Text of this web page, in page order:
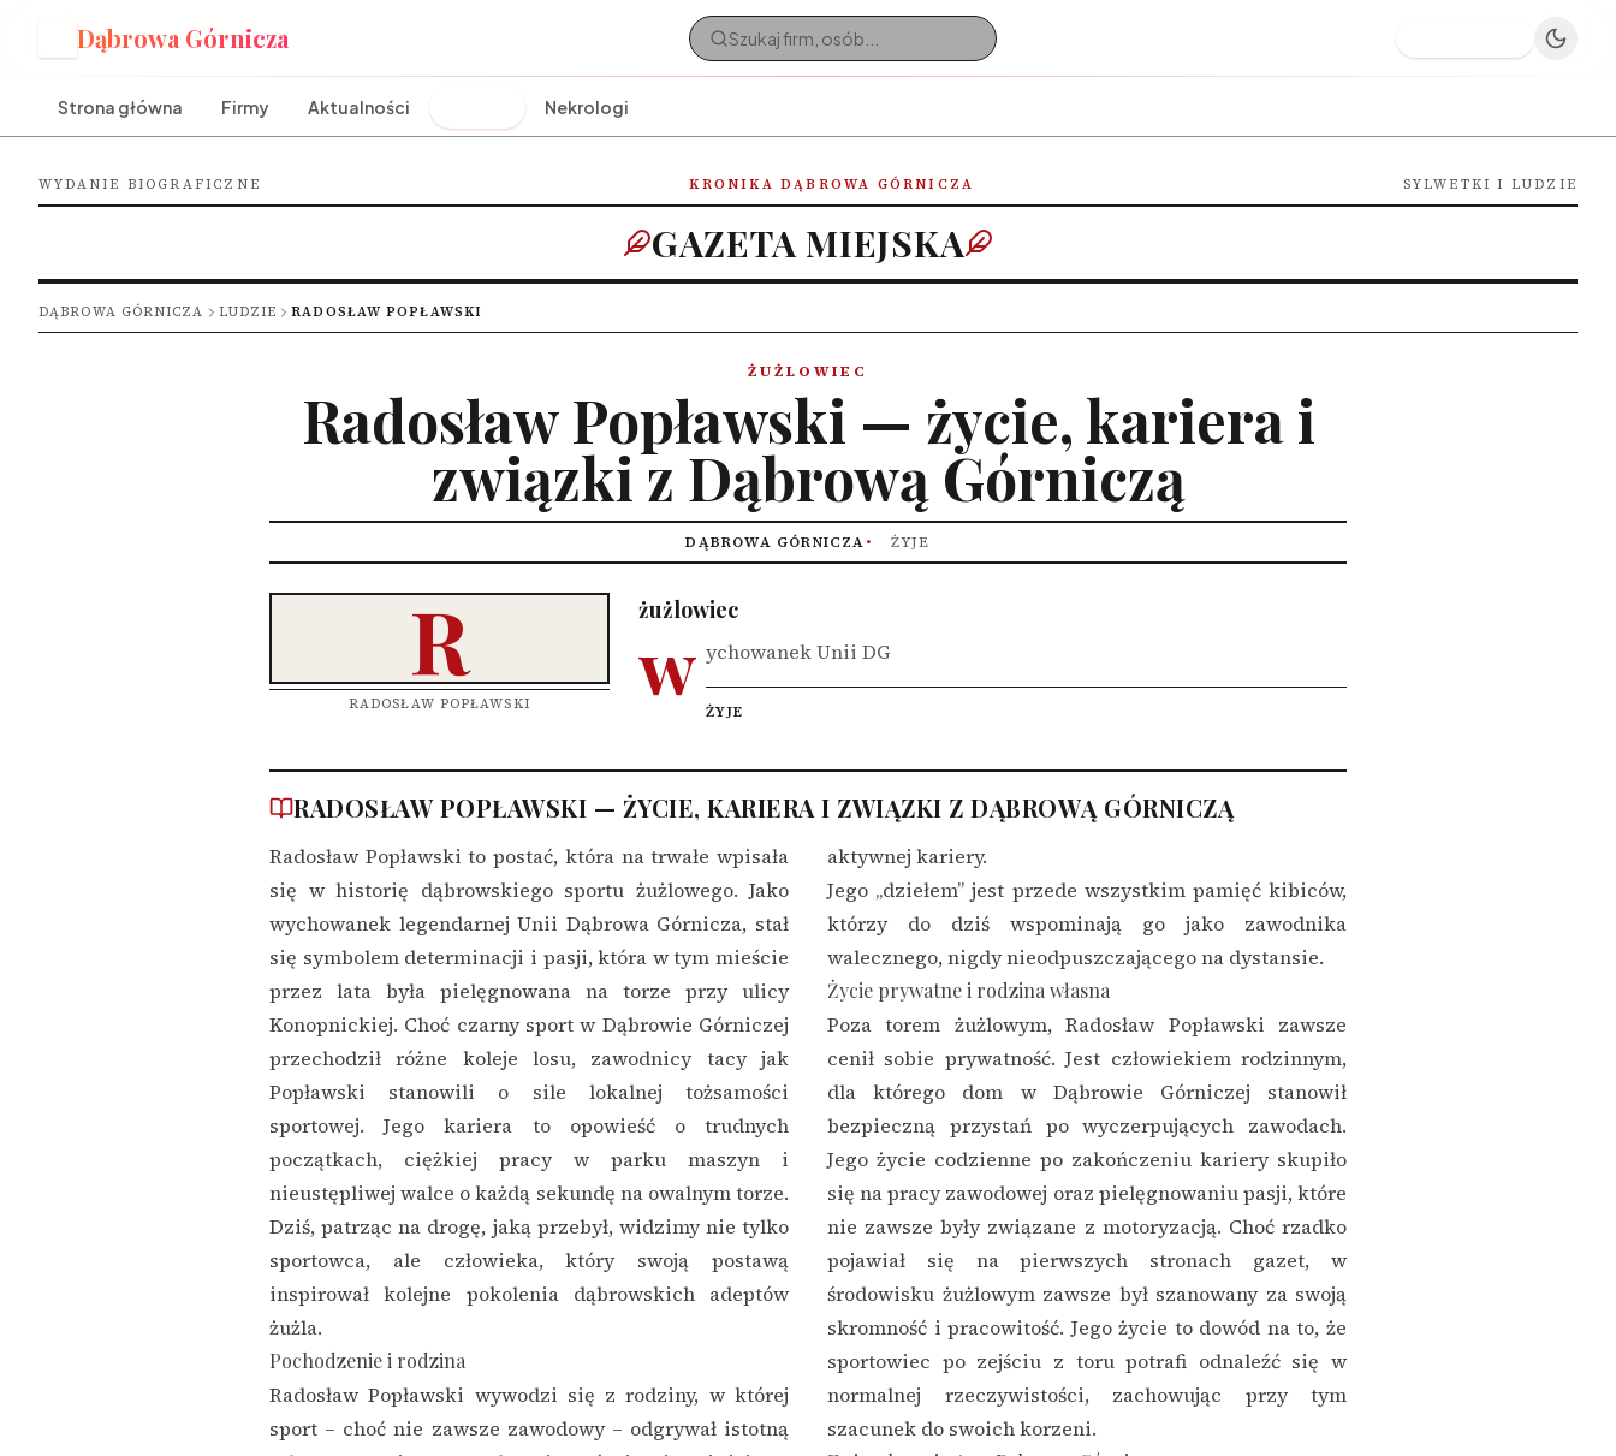
Dąbrowa Górnicza
Strona główna Firmy Aktualności Nekrologi
WYDANIE BIOGRAFICZNE KRONIKA DĄBROWA GÓRNICZA SYLWETKI I LUDZIE
GAZETA MIEJSKA
DĄBROWA GÓRNICZA LUDZIE RADOSŁAW POPŁAWSKI
ŻUŻLOWIEC
Radosław Popławski — życie, kariera i
związki z Dąbrową Górniczą
DĄBROWA GÓRNICZA ŻYJE
R
RADOSŁAW POPŁAWSKI
żużlowiec
w ychowanek Unii DG
ŻYJE
RADOSŁAW POPŁAWSKI — ŻYCIE, KARIERA I ZWIĄZKI Z DĄBROWĄ GÓRNICZĄ
Radosław Popławski to postać, która na trwałe wpisała
się w historię dąbrowskiego sportu żużlowego. Jako
wychowanek legendarnej Unii Dąbrowa Górnicza, stał
się symbolem determinacji i pasji, która w tym mieście
przez lata była pielęgnowana na torze przy ulicy
Konopnickiej. Choć czarny sport w Dąbrowie Górniczej
przechodził różne koleje losu, zawodnicy tacy jak
Popławski stanowili o sile lokalnej tożsamości
sportowej. Jego kariera to opowieść o trudnych
początkach, ciężkiej pracy w parku maszyn i
nieustępliwej walce o każdą sekundę na owalnym torze.
Dziś, patrząc na drogę, jaką przebył, widzimy nie tylko
sportowca, ale człowieka, który swoją postawą
inspirował kolejne pokolenia dąbrowskich adeptów
żużla.
Pochodzenie i rodzina
Radosław Popławski wywodzi się z rodziny, w której
sport – choć nie zawsze zawodowy – odgrywał istotną
aktywnej kariery.
Jego „dziełem” jest przede wszystkim pamięć kibiców,
którzy do dziś wspominają go jako zawodnika
walecznego, nigdy nieodpuszczającego na dystansie.
Życie prywatne i rodzina własna
Poza torem żużlowym, Radosław Popławski zawsze
cenił sobie prywatność. Jest człowiekiem rodzinnym,
dla którego dom w Dąbrowie Górniczej stanowił
bezpieczną przystań po wyczerpujących zawodach.
Jego życie codzienne po zakończeniu kariery skupiło
się na pracy zawodowej oraz pielęgnowaniu pasji, które
nie zawsze były związane z motoryzacją. Choć rzadko
pojawiał się na pierwszych stronach gazet, w
środowisku żużlowym zawsze był szanowany za swoją
skromność i pracowitość. Jego życie to dowód na to, że
sportowiec po zejściu z toru potrafi odnaleźć się w
normalnej rzeczywistości, zachowując przy tym
szacunek do swoich korzeni.